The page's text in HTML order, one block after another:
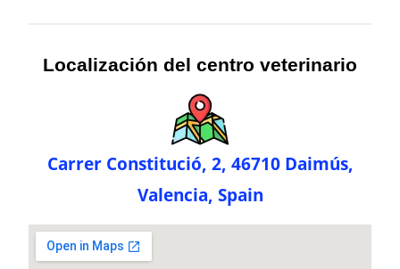
Localización del centro veterinario
Carrer Constitució, 2, 46710 Daimús,
Valencia, Spain